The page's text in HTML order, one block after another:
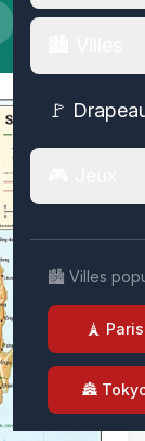
🚩
🏙️ Villes
🗼 Paris
🏯